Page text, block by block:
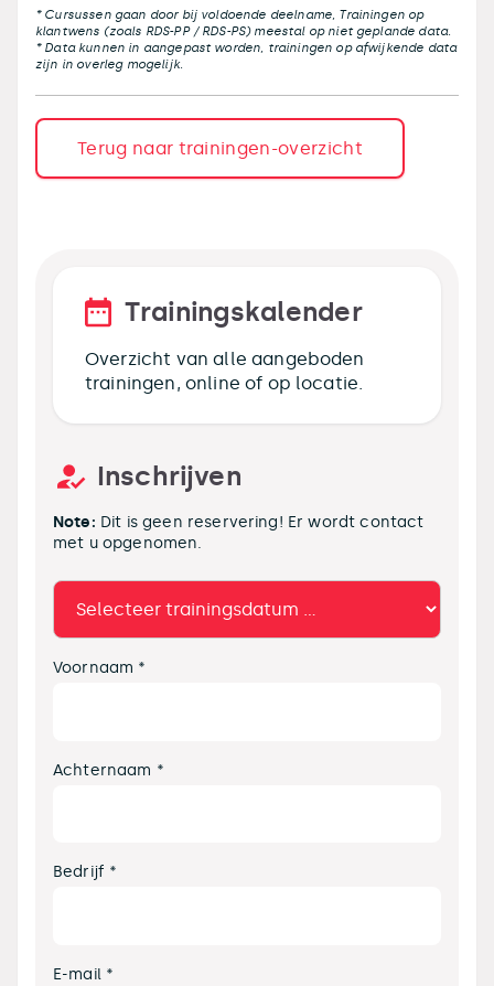
* Cursussen gaan door bij voldoende deelname, Trainingen op
klantwens (zoals RDS-PP / RDS-PS) meestal op niet geplande data.
* Data kunnen in aangepast worden, trainingen op afwijkende data
zijn in overleg mogelijk.
Terug naar trainingen-overzicht
Trainingskalender
Overzicht van alle aangeboden
trainingen, online of op locatie.
Inschrijven
Note: Dit is geen reservering! Er wordt contact
met u opgenomen.
Voornaam *
Achternaam *
Bedrijf *
E-mail *